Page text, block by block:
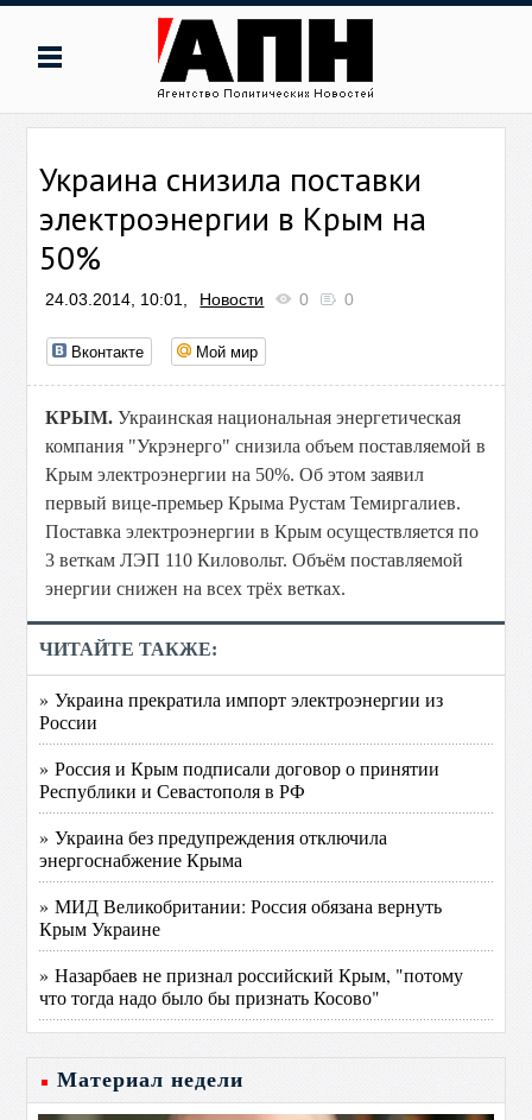
Украина снизила поставки
электроэнергии в Крым на
50%
24.03.2014, 10:01, Новости 0 0
Вконтакте Мой мир
КРЫМ. Украинская национальная энергетическая
компания "Укрэнерго" снизила объем поставляемой в
Крым электроэнергии на 50%. Об этом заявил
первый вице-премьер Крыма Рустам Темиргалиев.
Поставка электроэнергии в Крым осуществляется по
3 веткам ЛЭП 110 Киловольт. Объём поставляемой
энергии снижен на всех трёх ветках.
ЧИТАЙТЕ ТАКЖЕ:
» Украина прекратила импорт электроэнергии из
России
» Россия и Крым подписали договор о принятии
Республики и Севастополя в РФ
» Украина без предупреждения отключила
энергоснабжение Крыма
» МИД Великобритании: Россия обязана вернуть
Крым Украине
» Назарбаев не признал российский Крым, "потому
что тогда надо было бы признать Косово"
Материал недели